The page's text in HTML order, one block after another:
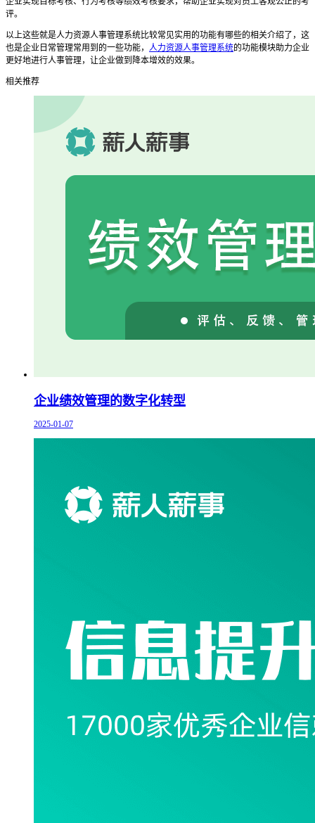
评。
以上这些就是人力资源人事管理系统比较常见实用的功能有哪些的相关介绍了，这
也是企业日常管理常用到的一些功能， 人力资源人事管理系统的功能模块助力企业
更好地进行人事管理，让企业做到降本增效的效果。
相关推荐
企业绩效管理的数字化转型
2025-01-07